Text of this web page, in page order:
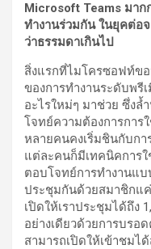
Microsoft Teams มาก
ทำงานร่วมกัน ในยุคต่อ
ว่าธรรมดาเกินไป
สิ่งแรกที่ไมโครซอฟท์ข
ของการทำงานระดับพรี
อะไรใหม่ๆ มาช่วย ซึ่ง
โจทย์ความต้องการการ
หลายคนคงเริ่มชินกับก
แต่ละคนก็มีเทคนิคการใ
ตอบโจทย์การทำงานแบ
ประชุมกันด้วยสมาชิกแ
เปิดให้เราประชุมได้ถึง
อย่างเดียวด้วยการบรอ
สามารถเปิดให้เข้าชมไ